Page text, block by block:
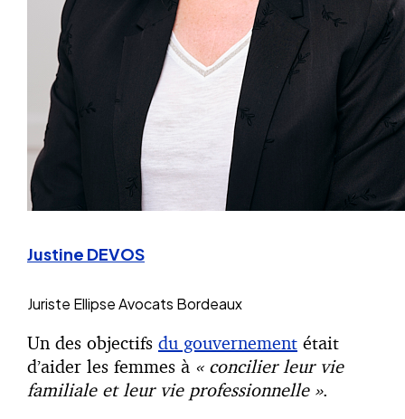
Justine DEVOS
Juriste Ellipse Avocats Bordeaux
Un des objectifs du gouvernement était
d’aider les femmes à « concilier leur vie
familiale et leur vie professionnelle ».